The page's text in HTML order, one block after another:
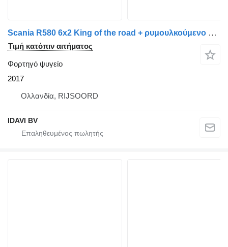
Scania R580 6x2 King of the road + ρυμουλκούμενο ψυγείο
Τιμή κατόπιν αιτήματος
Φορτηγό ψυγείο
2017
Ολλανδία, RIJSOORD
IDAVI BV